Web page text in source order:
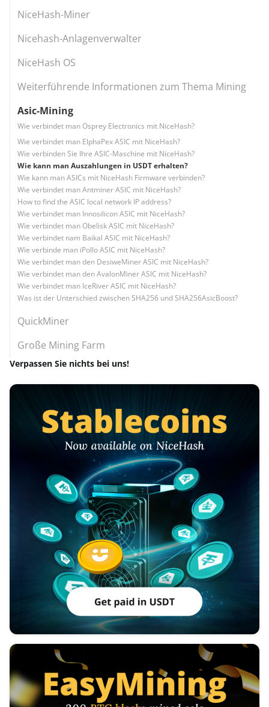
NiceHash-Miner
Nicehash-Anlagenverwalter
NiceHash OS
Weiterführende Informationen zum Thema Mining
Asic-Mining
Wie verbindet man Osprey Electronics mit NiceHash?
Wie verbindet man ElphaPex ASIC mit NiceHash?
Wie verbinden Sie Ihre ASIC-Maschine mit NiceHash?
Wie kann man Auszahlungen in USDT erhalten?
Wie kann man ASICs mit NiceHash Firmware verbinden?
Wie verbindet man Antminer ASIC mit NiceHash?
How to find the ASIC local network IP address?
Wie verbindet man Innosilicon ASIC mit NiceHash?
Wie verbindet man Obelisk ASIC mit NiceHash?
Wie verbindet nam Baikal ASIC mit NiceHash?
Wie verbinde man iPollo ASIC mit NiceHash?
Wie verbindet man den DesiweMiner ASIC mit NiceHash?
Wie verbindet man den AvalonMiner ASIC mit NiceHash?
Wie verbindet man IceRiver ASIC mit NiceHash?
Was ist der Unterschied zwischen SHA256 und SHA256AsicBoost?
QuickMiner
Große Mining Farm
Verpassen Sie nichts bei uns!